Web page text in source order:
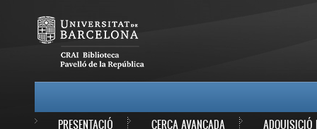
PRESENTACIÓ CERCA AVANÇADA ADQUISICIÓ